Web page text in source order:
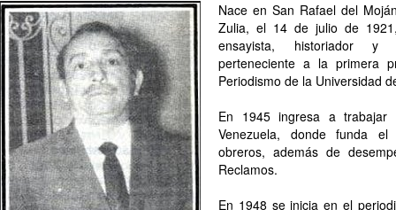
Nace en San Rafael del
Zulia, el 14 de julio de
ensayista, historiador y
perteneciente a la primera
Periodismo de la Universidad
En 1945 ingresa a
Venezuela, donde funda
obreros, además de
Reclamos.
En 1948 se inicia en el